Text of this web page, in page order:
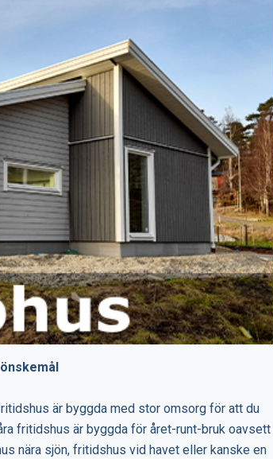
är byggda med stor omsorg för att du
fritidshus är byggda för året-runt-bruk oavsett
nära sjön, fritidshus vid havet eller kanske en